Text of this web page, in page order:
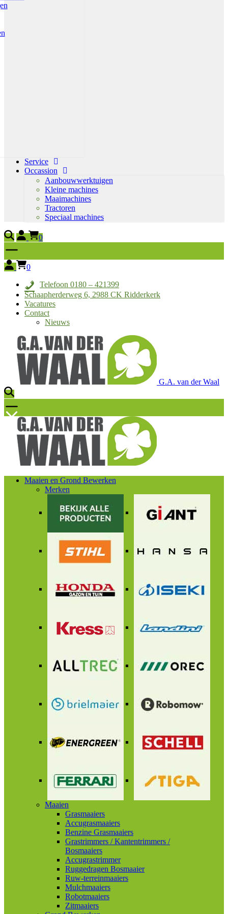
Service
Occassion
Aanbouwwerktuigen
Kleine machines
Maaimachines
Tractoren
Speciaal machines
0
0
Telefoon 0180 – 421399
Schaapherderweg 6, 2988 CK Ridderkerk
Vacatures
Contact
Nieuws
G.A. van der Waal
Maaien en Grond Bewerken
Merken
Maaien
Grasmaaiers
Accugrasmaaiers
Benzine Grasmaaiers
Grastrimmers / Kantentrimmers /
Bosmaaiers
Accugrastrimmer
Ruggedragen Bosmaaier
Ruw-terreinmaaiers
Mulchmaaiers
Robotmaaiers
Zitmaaiers